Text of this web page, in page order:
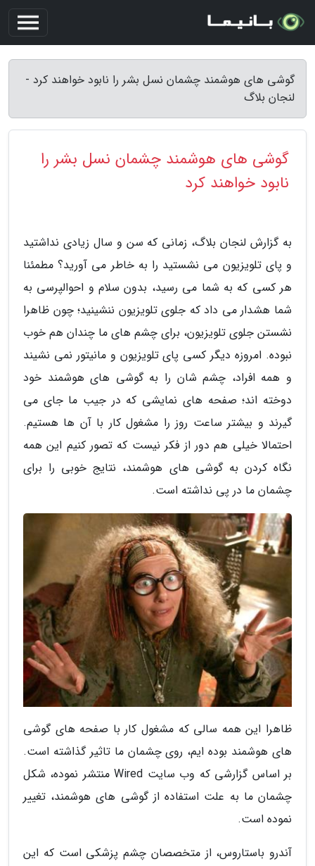
گوشی های هوشمند چشمان نسل بشر را نابود خواهند کرد -
لنجان بلاگ
گوشی های هوشمند چشمان نسل بشر را
نابود خواهند کرد
به گزارش لنجان بلاگ، زمانی که سن و سال زیادی نداشتید
و پای تلویزیون می نشستید را به خاطر می آورید؟ مطمئنا
هر کسی که به شما می رسید، بدون سلام و احوالپرسی به
شما هشدار می داد که جلوی تلویزیون ننشینید؛ چون ظاهرا
نشستن جلوی تلویزیون، برای چشم های ما چندان هم خوب
نبوده. امروزه دیگر کسی پای تلویزیون و مانیتور نمی نشیند
و همه افراد، چشم شان را به گوشی های هوشمند خود
دوخته اند؛ صفحه های نمایشی که در جیب ما جای می
گیرند و بیشتر ساعت روز را مشغول کار با آن ها هستیم.
احتمالا خیلی هم دور از فکر نیست که تصور کنیم این همه
نگاه کردن به گوشی های هوشمند، نتایج خوبی را برای
چشمان ما در پی نداشته است.
ظاهرا این همه سالی که مشغول کار با صفحه های گوشی
های هوشمند بوده ایم، روی چشمان ما تاثیر گذاشته است.
بر اساس گزارشی که وب سایت Wired منتشر نموده، شکل
چشمان ما به علت استفاده از گوشی های هوشمند، تغییر
نموده است.
آندرو باستاروس، از متخصصان چشم پزشکی است که این